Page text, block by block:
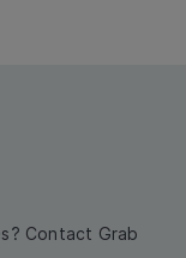
Contact Grab